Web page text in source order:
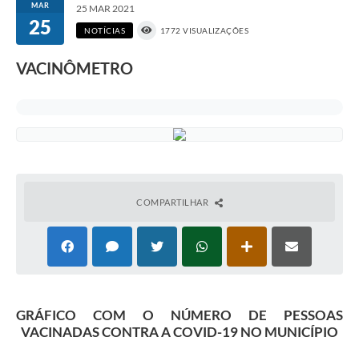
MAR
25
25 MAR 2021
NOTÍCIAS 1772 VISUALIZAÇÕES
VACINÔMETRO
COMPARTILHAR
GRÁFICO COM O NÚMERO DE PESSOAS
VACINADAS CONTRA A COVID-19 NO MUNICÍPIO